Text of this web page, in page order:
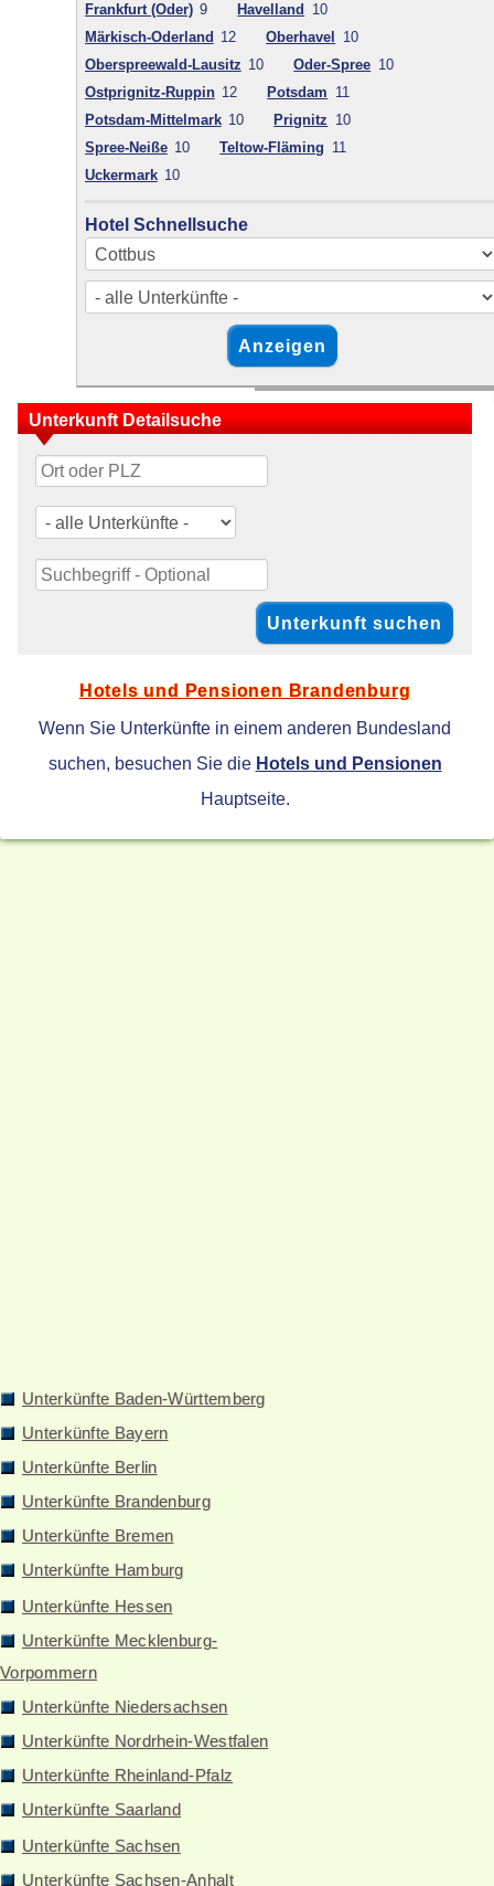
Frankfurt (Oder) 9 Havelland
10
Märkisch-Oderland 12 Oberhavel
10
Oberspreewald-Lausitz 10 Oder-Spree 10
Ostprignitz-Ruppin 12 Potsdam 11
Potsdam-Mittelmark 10 Prignitz 10
Spree-Neiße 10 Teltow-Fläming 11
Uckermark 10
Hotel Schnellsuche
Unterkunft Detailsuche
Hotels und Pensionen Brandenburg
Wenn Sie Unterkünfte in einem anderen Bundesland
suchen, besuchen Sie die Hotels und Pensionen
Hauptseite.
Unterkünfte Baden-Württemberg
Unterkünfte Bayern
Unterkünfte Berlin
Unterkünfte Brandenburg
Unterkünfte Bremen
Unterkünfte Hamburg
Unterkünfte Hessen
Unterkünfte Mecklenburg-
Vorpommern
Unterkünfte Niedersachsen
Unterkünfte Nordrhein-Westfalen
Unterkünfte Rheinland-Pfalz
Unterkünfte Saarland
Unterkünfte Sachsen
Unterkünfte Sachsen-Anhalt